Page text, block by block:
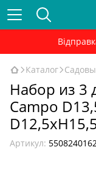
Каталог
Набор из 3
Сampo
Артикул: